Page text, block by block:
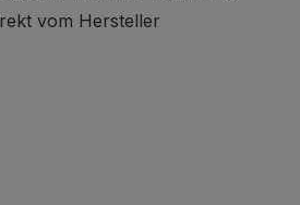
vom Hersteller